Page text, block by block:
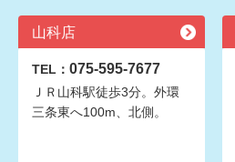
山科店
TEL： 075-595-7677
ＪＲ山科駅徒歩3分。外環
三条東へ100m、北側。